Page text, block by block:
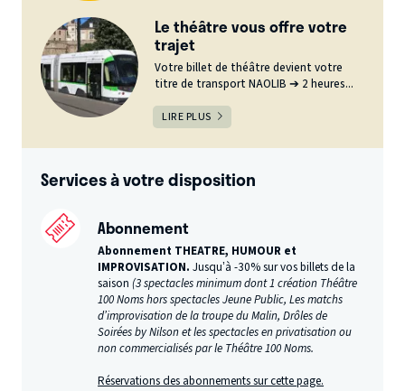
Le théâtre vous offre votre
trajet
Votre billet de théâtre devient votre
titre de transport NAOLIB ➔ 2 heures...
LIRE PLUS
Services à votre disposition
Abonnement
Abonnement THEATRE, HUMOUR et
IMPROVISATION. Jusqu’à -30% sur vos billets de la
saison(3 spectacles minimum dont 1 création Théâtre
100 Noms hors spectacles Jeune Public, Les matchs
d’improvisation de la troupe du Malin, Drôles de
Soirées by Nilson et les spectacles en privatisation ou
non commercialisés par le Théâtre 100 Noms.
Réservations des abonnements sur cette page.